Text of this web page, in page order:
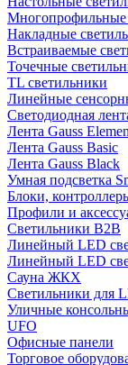
Многопрофильные
Накладные
Встраиваемые
Точечные
TL светильники
Линейные
Светодиодная
Лента Gauss
Лента Gauss Basic
Лента Gauss Black
Умная подсветка
Блоки,
Профили и
Светильники B2B
Линейный LED
Линейный LED
Сауна ЖКХ
Светильники для
Уличные
UFO
Офисные панели
Торговое